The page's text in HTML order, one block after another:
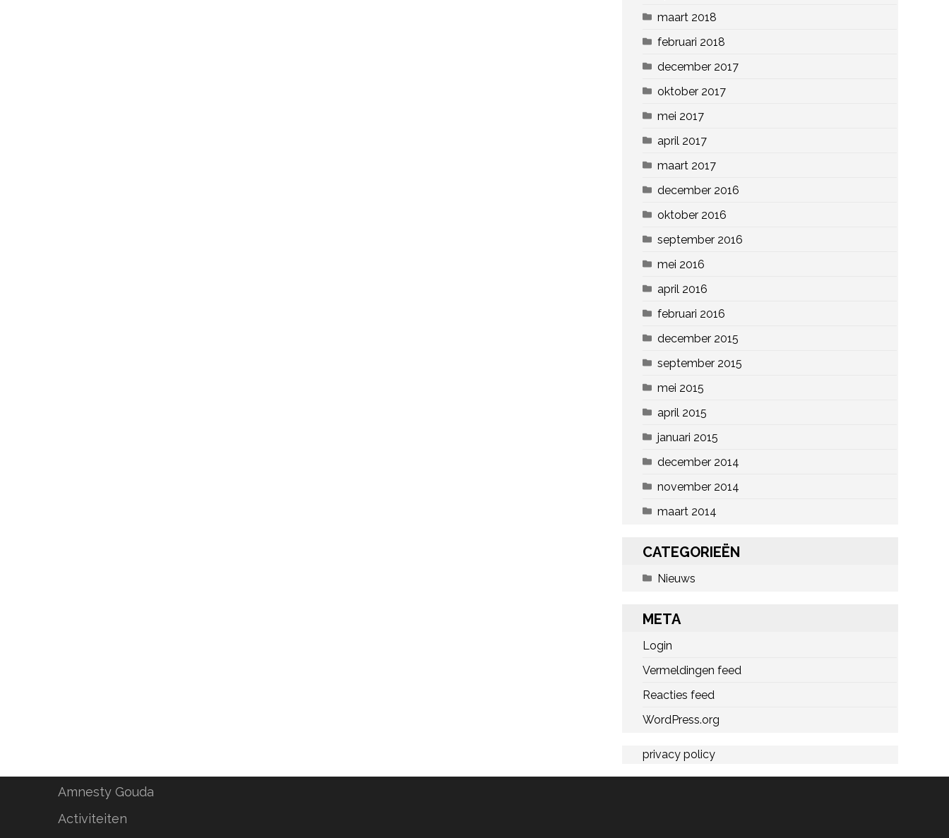
maart 2018
februari 2018
december 2017
oktober 2017
mei 2017
april 2017
maart 2017
december 2016
oktober 2016
september 2016
mei 2016
april 2016
februari 2016
december 2015
september 2015
mei 2015
april 2015
januari 2015
december 2014
november 2014
maart 2014
CATEGORIEËN
Nieuws
META
Login
Vermeldingen feed
Reacties feed
WordPress.org
privacy policy
Amnesty Gouda
Activiteiten